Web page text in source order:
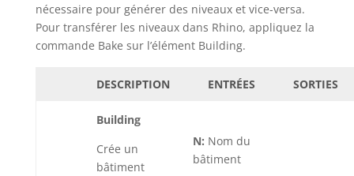
nécessaire pour générer des niveaux et vice-versa.
Pour transférer les niveaux dans Rhino, appliquez la
commande Bake sur l’élément Building.
DESCRIPTION ENTRÉES SORTIES
Building
Crée un
bâtiment
N: Nom du
bâtiment